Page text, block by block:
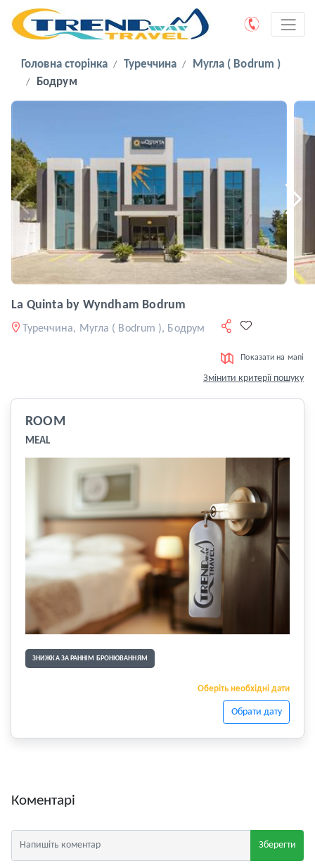
Головна сторінка Туреччина
Мугла ( Bodrum )
Бодрум
La Quinta by Wyndham Bodrum
Туреччина, Мугла ( Bodrum ), Бодрум
Показати на мапі
Змінити критерії пошуку
ROOM
MEAL
ЗНИЖКА ЗА РАННІМ БРОНЮВАННЯМ
Оберіть необхідні дати
Обрати дату
Коментарі
Зберегти